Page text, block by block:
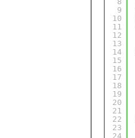
9
10
11
12
13
14
15
16
17
18
19
20
21
22
23
24